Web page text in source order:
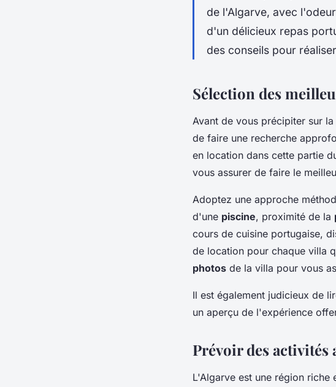
de l'Algarve, avec
d'un délicieux repas
des conseils pour
Sélection des
Avant de vous précipiter sur
de faire une recherche
en location dans cette partie
vous assurer de faire le
Adoptez une approche
d'une piscine, proximité de la
cours de cuisine portugaise,
de location pour chaque villa
photos de la villa pour vous
Il est également judicieux de
un aperçu de l'expérience
Prévoir des activités
L'Algarve est une région riche